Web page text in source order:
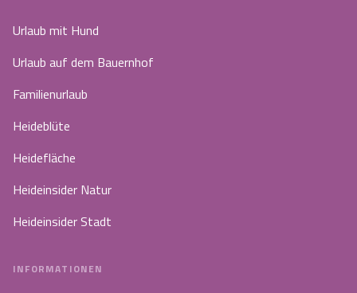
Urlaub mit Hund
Urlaub auf dem Bauernhof
Familienurlaub
Heideblüte
Heidefläche
Heideinsider Natur
Heideinsider Stadt
INFORMATIONEN